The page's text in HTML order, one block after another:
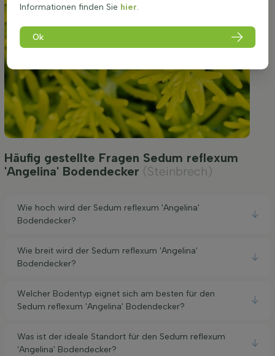
Häufig gestellte Fragen Sedum reflexum
'Angelina' Bodendecker (Steinbrech)
Wie hoch wird der Sedum reflexum 'Angelina'
Bodendecker?
Wie breit wird der Sedum reflexum 'Angelina'
Bodendecker?
Welcher Bodentyp eignet sich am besten für den
Sedum reflexum 'Angelina' Bodendecker?
Was ist der ideale Standort für den Sedum reflexum
'Angelina' Bodendecker?
Informationen finden Sie hier.
Ok